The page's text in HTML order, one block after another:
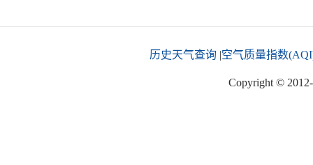
历史天气查询 |空气质量指数
Copyright ©